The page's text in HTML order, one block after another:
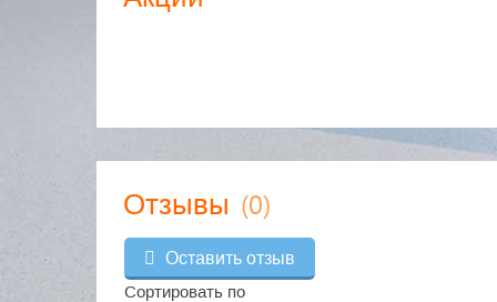
Отзывы (0)
Оставить отзыв
Сортировать по